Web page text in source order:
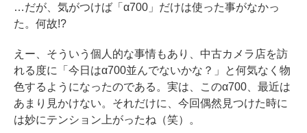
…だが、気がつけば「α700」だけは使った事がなかっ
た。何故!?
えー、そういう個人的な事情もあり、中古カメラ店を訪
れる度に「今日はα700並んでないかな？」と何気なく物
色するようになったのである。実は、このα700、最近は
あまり見かけない。それだけに、今回偶然見つけた時に
は妙にテンション上がったね（笑）。